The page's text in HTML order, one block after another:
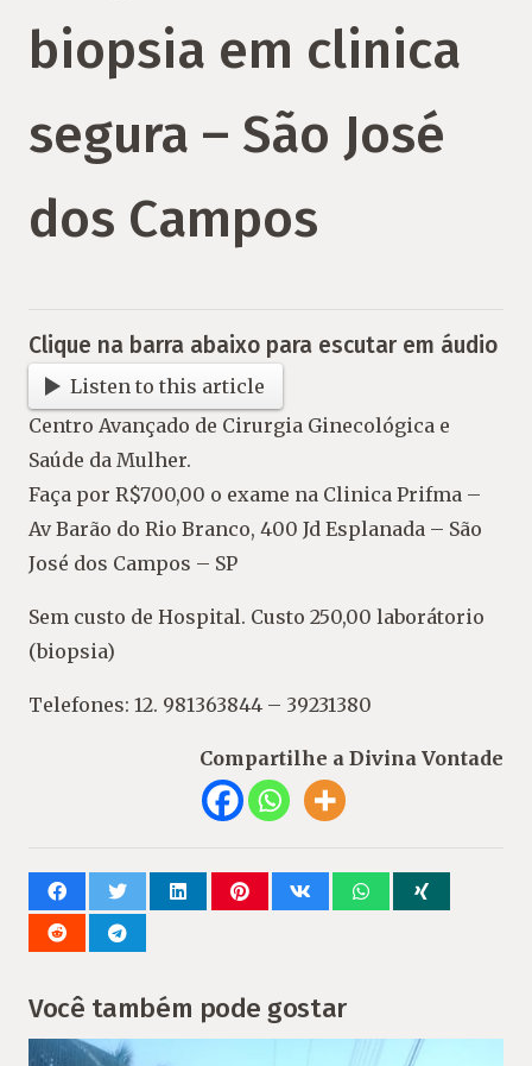
biopsia em clinica
segura – São José
dos Campos
Clique na barra abaixo para escutar em áudio
Listen to this article
Centro Avançado de Cirurgia Ginecológica e
Saúde da Mulher.
Faça por R$700,00 o exame na Clinica Prifma –
Av Barão do Rio Branco, 400 Jd Esplanada – São
José dos Campos – SP
Sem custo de Hospital. Custo 250,00 laborátorio
(biopsia)
Telefones: 12. 981363844 – 39231380
Compartilhe a Divina Vontade
Você também pode gostar